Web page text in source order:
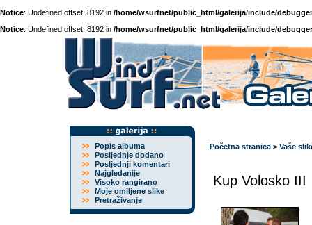
Notice: Undefined offset: 8192 in /home/wsurfnet/public_html/galerija/include/
Notice: Undefined offset: 8192 in /home/wsurfnet/public_html/galerija/include/
Popis albuma
Posljednje dodano
Posljednji komentari
Najgledanije
Visoko rangirano
Moje omiljene slike
Pretraživanje
Početna stranica > Vaše
Kup Volosko III